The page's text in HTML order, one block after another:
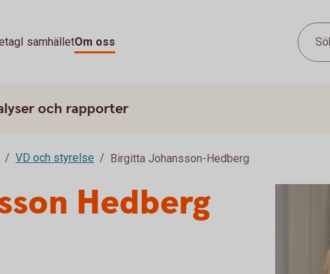
I samhälletOm oss
och rapporter
VD och styrelse Birgitta Johansson-Hedberg
Hedberg